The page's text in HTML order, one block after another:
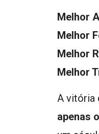
Melhor
Melhor
Melhor
Melhor
A vitória
apenas